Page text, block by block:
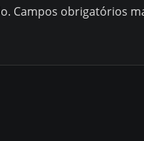
Campos obrigatórios